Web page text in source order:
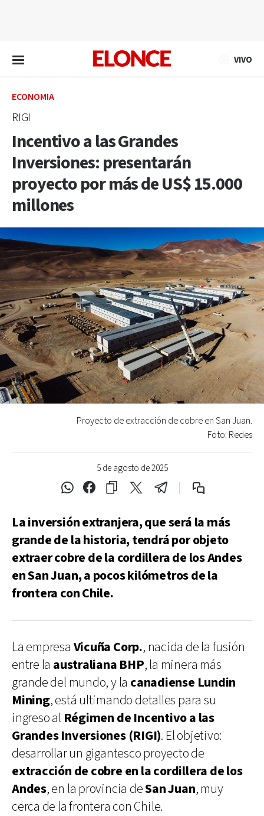
VIVO
ECONOMÍA
RIGI
Incentivo a las Grandes
Inversiones: presentarán
proyecto por más de US$ 15.000
millones
5 de agosto de 2025
Proyecto de extracción de cobre en San Juan.
Foto: Redes
La inversión extranjera, que será la más
grande de la historia, tendrá por objeto
extraer cobre de la cordillera de los Andes
en San Juan, a pocos kilómetros de la
frontera con Chile.
La empresa Vicuña Corp., nacida de la fusión
entre la australiana BHP, la minera más
grande del mundo, y la canadiense Lundin
Mining, está ultimando detalles para su
ingreso al Régimen de Incentivo a las
Grandes Inversiones (RIGI). El objetivo:
desarrollar un gigantesco proyecto de
extracción de cobre en la cordillera de los
Andes, en la provincia deSan Juan, muy
cerca de la frontera con Chile.